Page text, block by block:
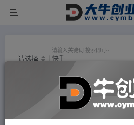
请选择
请输入关键词 搜索即可~
小红书 视频号 快手